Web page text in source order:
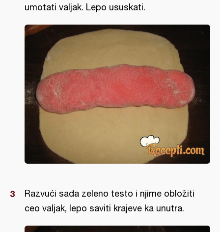
umotati valjak. Lepo ususkati.
Razvući sada zeleno testo i njime obložiti
ceo valjak, lepo saviti krajeve ka unutra.